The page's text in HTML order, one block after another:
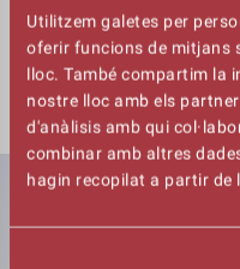
Utilitzem galetes per
oferir funcions de mitjans
lloc. També compartim la
nostre lloc amb els
d'anàlisis amb qui
combinar amb altres
hagin recopilat a partir de
FOLK, POP, ROCK...
AQUEST GRUP